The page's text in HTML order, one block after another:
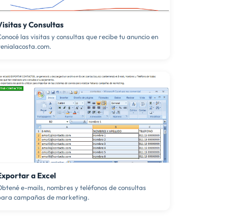
y Consultas
las visitas y consultas que recibe tu anuncio en
a Excel
e-mails, nombres y teléfonos de consultas
campañas de marketing.